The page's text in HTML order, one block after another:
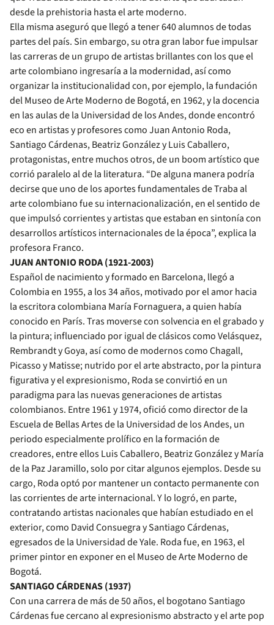
desde la prehistoria hasta el arte moderno.
Ella misma aseguró que llegó a tener 640 alumnos de todas
partes del país. Sin embargo, su otra gran labor fue impulsar
las carreras de un grupo de artistas brillantes con los que el
arte colombiano ingresaría a la modernidad, así como
organizar la institucionalidad con, por ejemplo, la fundación
del Museo de Arte Moderno de Bogotá, en 1962, y la docencia
en las aulas de la Universidad de los Andes, donde encontró
eco en artistas y profesores como Juan Antonio Roda,
Santiago Cárdenas, Beatriz González y Luis Caballero,
protagonistas, entre muchos otros, de un boom artístico que
corrió paralelo al de la literatura. “De alguna manera podría
decirse que uno de los aportes fundamentales de Traba al
arte colombiano fue su internacionalización, en el sentido de
que impulsó corrientes y artistas que estaban en sintonía con
desarrollos artísticos internacionales de la época”, explica la
profesora Franco.
JUAN ANTONIO RODA (1921-2003)
Español de nacimiento y formado en Barcelona, llegó a
Colombia en 1955, a los 34 años, motivado por el amor hacia
la escritora colombiana María Fornaguera, a quien había
conocido en París. Tras moverse con solvencia en el grabado y
la pintura; influenciado por igual de clásicos como Velásquez,
Rembrandt y Goya, así como de modernos como Chagall,
Picasso y Matisse; nutrido por el arte abstracto, por la pintura
figurativa y el expresionismo, Roda se convirtió en un
paradigma para las nuevas generaciones de artistas
colombianos. Entre 1961 y 1974, ofició como director de la
Escuela de Bellas Artes de la Universidad de los Andes, un
periodo especialmente prolífico en la formación de
creadores, entre ellos Luis Caballero, Beatriz González y María
de la Paz Jaramillo, solo por citar algunos ejemplos. Desde su
cargo, Roda optó por mantener un contacto permanente con
las corrientes de arte internacional. Y lo logró, en parte,
contratando artistas nacionales que habían estudiado en el
exterior, como David Consuegra y Santiago Cárdenas,
egresados de la Universidad de Yale. Roda fue, en 1963, el
primer pintor en exponer en el Museo de Arte Moderno de
Bogotá.
SANTIAGO CÁRDENAS (1937)
Con una carrera de más de 50 años, el bogotano Santiago
Cárdenas fue cercano al expresionismo abstracto y el arte pop